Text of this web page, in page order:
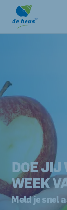
DOE JIJ
WEEK
Meld je snel